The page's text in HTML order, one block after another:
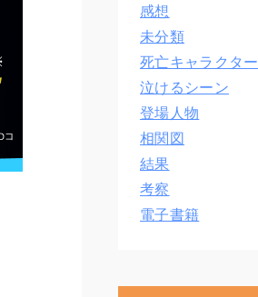
感想
未分類
死亡キャラクター
泣けるシーン
登場人物
相関図
結果
考察
電子書籍